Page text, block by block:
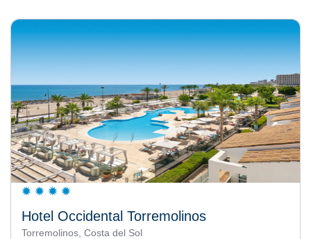
Hotel Occidental Torremolinos
Torremolinos, Costa del Sol